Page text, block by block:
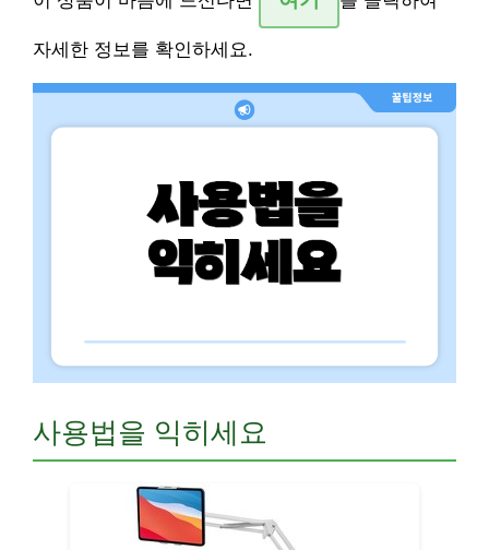
자세한 정보를 확인하세요.
사용법을 익히세요